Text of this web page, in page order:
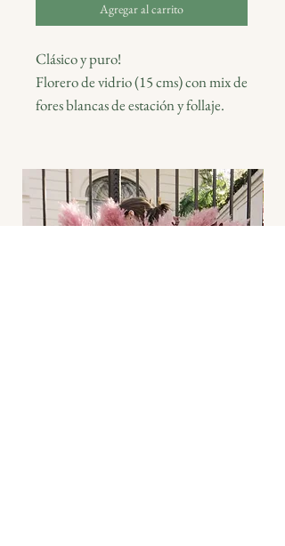
Agregar al carrito
Clásico y puro!
Florero de vidrio (15 cms) con mix de
fores blancas de estación y follaje.
packaging de arpillera y postal
Blumm para que escribas el mensaje
que vos quieras!